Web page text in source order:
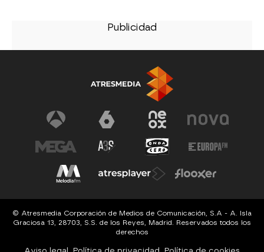
© Atresmedia Corporación de Medios de Comunicación, S.A - A. Isla
Graciosa 13, 28703, S.S. de los Reyes, Madrid. Reservados todos los
derechos